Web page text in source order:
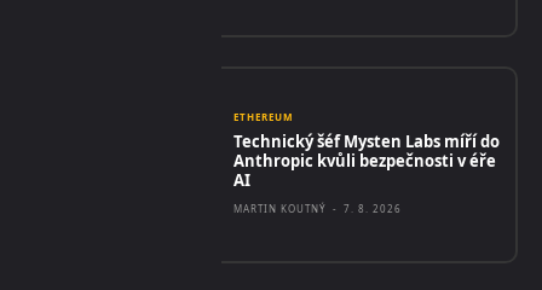
ETHEREUM
Technický šéf Mysten Labs míří do
Anthropic kvůli bezpečnosti v éře
AI
MARTIN KOUTNÝ - 7. 8. 2026